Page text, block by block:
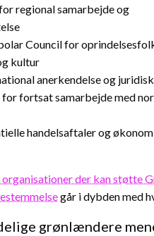
regional samarbejde og
Council for
kultur
anerkendelse og
fortsat samarbejde med
handelsaftaler og
der kan støtte
går i dybden med
grønlændere